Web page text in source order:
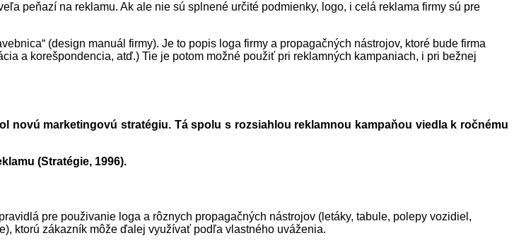
peňazí na reklamu. Ak ale nie sú splnené určité podmienky, logo, i celá reklama firmy sú pre
(design manuál firmy). Je to popis loga firmy a propagačných nástrojov, ktoré bude firma
a korešpondencia, atď.) Tie je potom možné použiť pri reklamných kampaniach, i pri bežnej
novú marketingovú stratégiu. Tá spolu s rozsiahlou reklamnou kampaňou viedla k ročnému
(Stratégie, 1996).
pre použivanie loga a rôznych propagačných nástrojov (letáky, tabule, polepy vozidiel,
ktorú zákazník môže ďalej využívať podľa vlastného uváženia.